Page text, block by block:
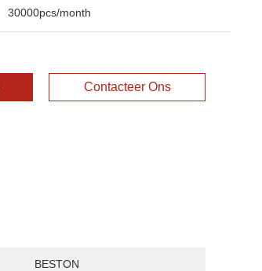
30000pcs/month
Contacteer Ons
BESTON